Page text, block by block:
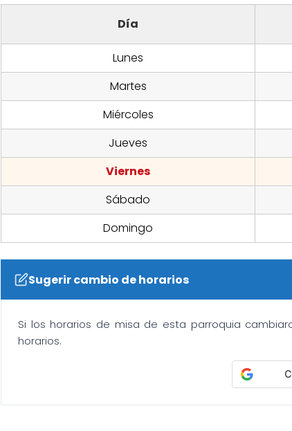
Día
Lunes
Martes
Miércoles
Jueves
Viernes
Sábado
Domingo
Sugerir cambio de horarios
Si los horarios de misa de esta parroquia
horarios.